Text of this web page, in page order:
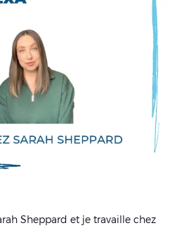
Sheppard et je travaille chez